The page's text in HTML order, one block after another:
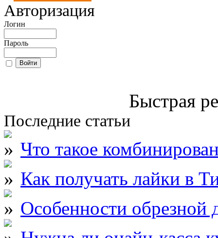
Авторизация
Логин
Пароль
Быстрая
Последние статьи
Что такое
Как получать лайки в
Особенности обрезной